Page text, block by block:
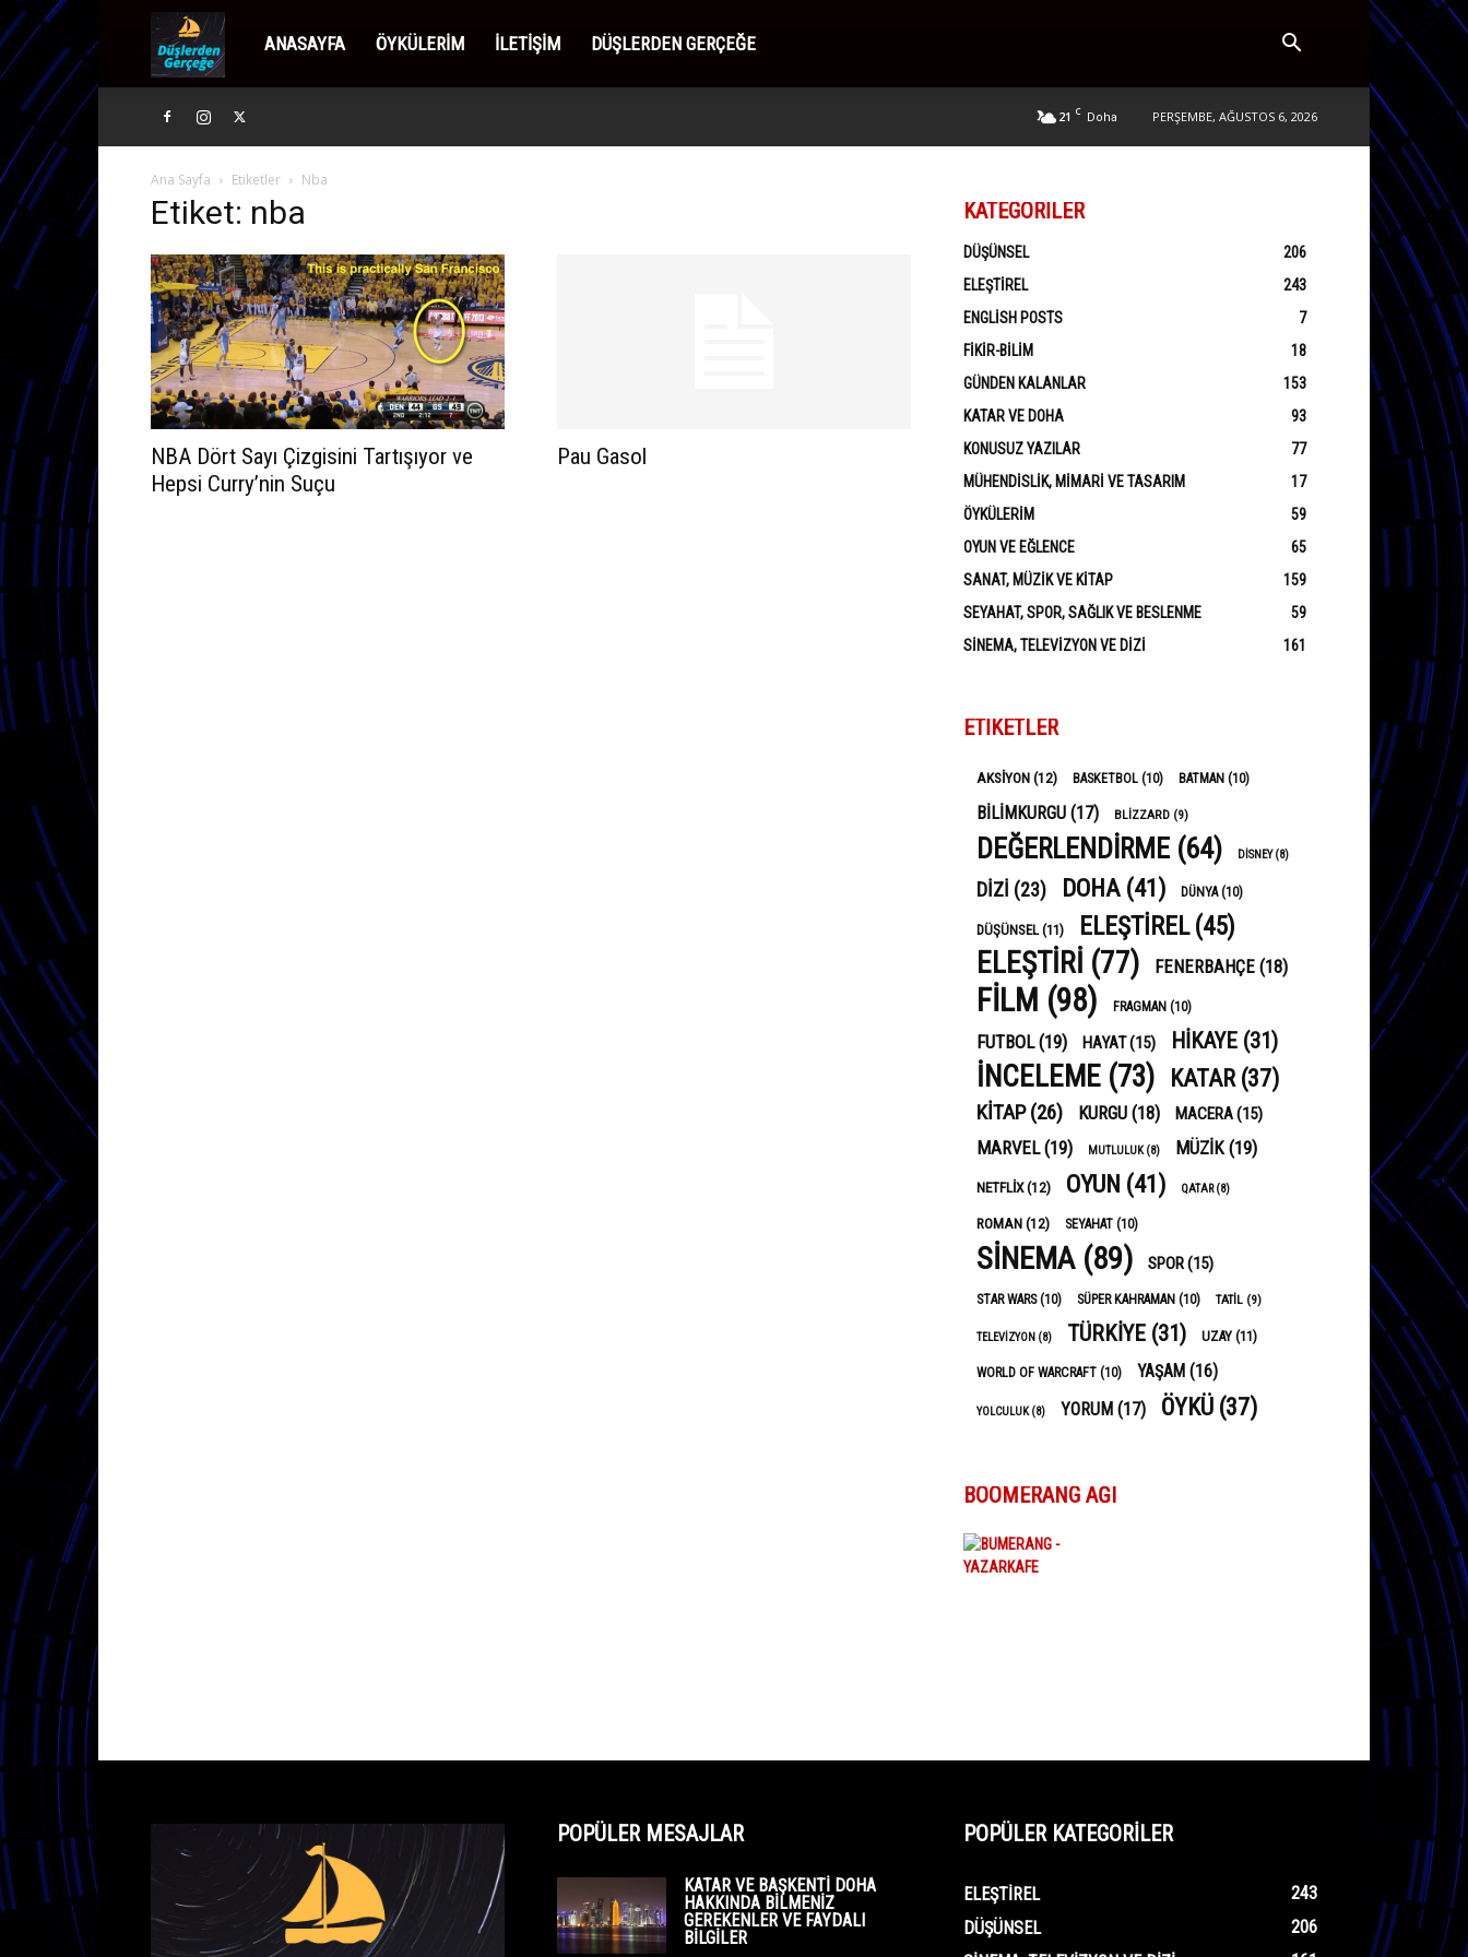
Düşlerden
ANASAYFA ÖYKÜLERIM İLETIŞIM DÜŞLERDEN GERÇEĞE
21 C Doha PERŞEMBE, AĞUSTOS 6, 2026
Ana Sayfa Etiketler Nba
Etiket: nba
NBA Dört Sayı Çizgisini Tartışıyor ve
Hepsi Curry’nin Suçu
Pau Gasol
KATEGORILER
DÜŞÜNSEL
206
ELEŞTIREL
243
ENGLISH POSTS
7
FIKIR-BILIM
18
GÜNDEN KALANLAR
153
KATAR VE DOHA
93
KONUSUZ YAZILAR
77
MÜHENDISLIK, MIMARI VE TASARIM
17
ÖYKÜLERIM
59
OYUN VE EĞLENCE
65
SANAT, MÜZIK VE KITAP
159
SEYAHAT, SPOR, SAĞLIK VE BESLENME
59
SINEMA, TELEVIZYON VE DIZI
161
ETIKETLER
AKSIYON(12) BASKETBOL (10) BATMAN (10)
BILIMKURGU (17) BLIZZARD (9)
DEĞERLENDIRME (64) DISNEY(8)
DIZI (23) DOHA (41) DÜNYA(10)
DÜŞÜNSEL(11) ELEŞTIREL(45)
ELEŞTIRI (77) FENERBAHÇE (18)
FILM (98) FRAGMAN (10)
FUTBOL(19) HAYAT(15) HIKAYE (31)
INCELEME (73) KATAR(37)
KITAP(26) KURGU (18) MACERA(15)
MARVEL(19) MUTLULUK(8) MÜZIK(19)
NETFLIX(12) OYUN (41) QATAR(8)
ROMAN(12) SEYAHAT (10)
SINEMA(89) SPOR(15)
STAR WARS(10) SÜPER KAHRAMAN (10) TATIL (9)
TELEVIZYON (8) TÜRKIYE (31) UZAY (11)
WORLD OF WARCRAFT (10) YAŞAM (16)
YOLCULUK(8) YORUM (17) ÖYKÜ (37)
BOOMERANG AĞI
POPÜLER MESAJLAR
KATAR VE BAŞKENTI DOHA
HAKKINDA BILMENIZ
GEREKENLER VE FAYDALI
BILGILER
POPÜLER KATEGORİLER
ELEŞTIREL
243
DÜŞÜNSEL
206